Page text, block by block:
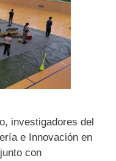
investigadores del
e Innovación en
con